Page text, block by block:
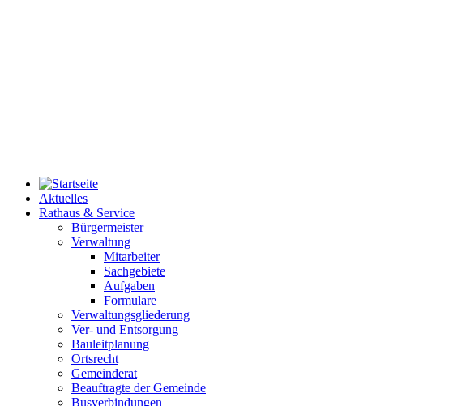
Aktuelles
Rathaus & Service
Bürgermeister
Verwaltung
Mitarbeiter
Sachgebiete
Aufgaben
Formulare
Verwaltungsgliederung
Ver- und Entsorgung
Bauleitplanung
Ortsrecht
Gemeinderat
Beauftragte der Gemeinde
Busverbindungen